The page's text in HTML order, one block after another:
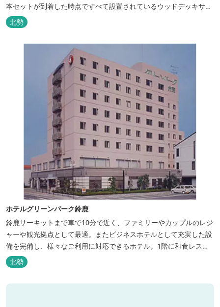
本セットが到着した時点ですべて設置されているウッドデッキサイ
トの他、初めてのキャンプでも安心して楽しめる設備が整ったキャ
ンプ場です。 さらに、手ぶらでキャンプをお楽しみいただけるよう
に夕食バーべキュー用の炭火セットなどのレンタル品や国産牛BBQ
セットなどの食材も事前にご...
北勢
ホテルグリーンパーク鈴鹿
鈴鹿サーキットまで車で10分で近く、ファミリーやカップルのレジ
ャーや観光拠点として最適。またビジネスホテルとして充実した設
備を完備し、様々なご利用に対応できるホテル。1階に和食レスト
ランみやびを併設。
北勢